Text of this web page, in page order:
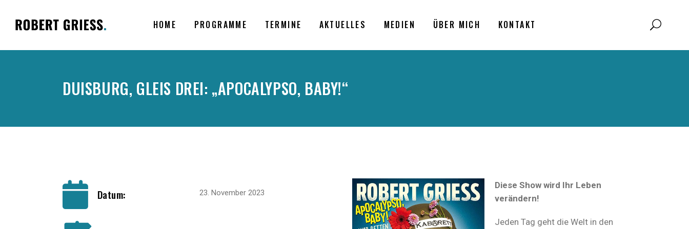
HOME PROGRAMME TERMINE AKTUELLES MEDIEN ÜBER MICH KONTAKT
DUISBURG, GLEIS DREI: „APOCALYPSO, BABY!“
Datum: 23. November 2023
Diese Show wird Ihr Leben
verändern!
Jeden Tag geht die Welt in den